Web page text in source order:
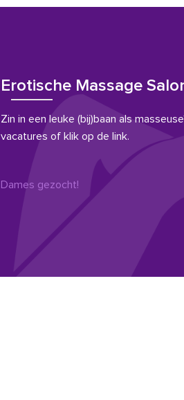
Erotische Massage
Zin in een leuke (bij)baan als
vacatures of klik op de link.
Dames gezocht!